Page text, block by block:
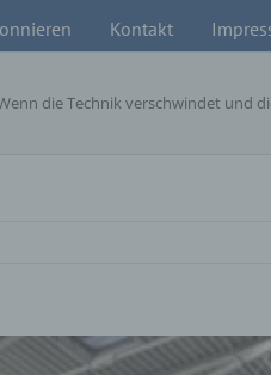
Kontakt
die Technik verschwindet und